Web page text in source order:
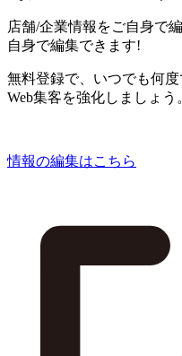
店舗/企業情報をご自身で
自身で編集できます!
無料登録で、いつでも何
Web集客を強化しましょう
情報の編集はこちら